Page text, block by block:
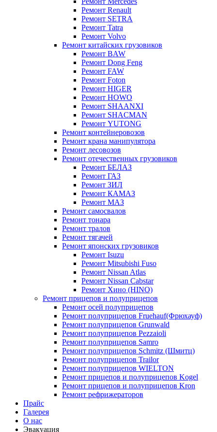
Ремонт Renault
Ремонт SETRA
Ремонт Tatra
Ремонт Volvo
Ремонт китайских грузовиков
Ремонт BAW
Ремонт Dong Feng
Ремонт FAW
Ремонт Foton
Ремонт HIGER
Ремонт HOWO
Ремонт SHAANXI
Ремонт SHACMAN
Ремонт YUTONG
Ремонт контейнеровозов
Ремонт крана манипулятора
Ремонт лесовозов
Ремонт отечественных грузовиков
Ремонт БЕЛАЗ
Ремонт ГАЗ
Ремонт ЗИЛ
Ремонт КАМАЗ
Ремонт МАЗ
Ремонт самосвалов
Ремонт тонара
Ремонт тралов
Ремонт тягачей
Ремонт японских грузовиков
Ремонт Isuzu
Ремонт Mitsubishi Fuso
Ремонт Nissan Atlas
Ремонт Nissan Cabstar
Ремонт Хино (HINO)
Ремонт прицепов и полуприцепов
Ремонт осей полуприцепов
Ремонт полуприцепов Fruehauf(Фрюхауф)
Ремонт полуприцепов Grunwald
Ремонт полуприцепов Pezzaioli
Ремонт полуприцепов Samro
Ремонт полуприцепов Schmitz (Шмитц)
Ремонт полуприцепов Trailor
Ремонт полуприцепов WIELTON
Ремонт прицепов и полуприцепов Kogel
Ремонт прицепов и полуприцепов Kron
Ремонт рефрижераторов
Прайс
Галерея
О нас
Эвакуация